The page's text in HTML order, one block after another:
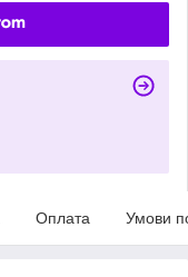
Оплата Умови